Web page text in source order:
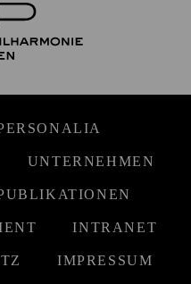
UNTERNEHMEN
INTRANET
IMPRESSUM